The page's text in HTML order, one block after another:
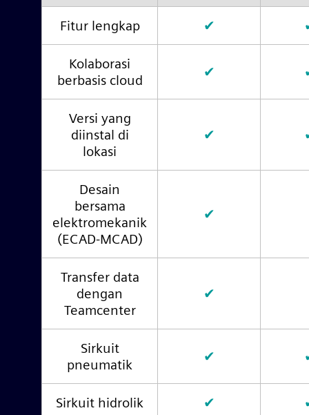
Fitur lengkap ✔
Kolaborasi
berbasis cloud
✔
Versi yang
diinstal di
lokasi
✔
Desain
bersama
elektromekanik
(ECAD-MCAD)
✔
Transfer data
dengan
Teamcenter
✔
Sirkuit
pneumatik
✔
Sirkuit hidrolik ✔